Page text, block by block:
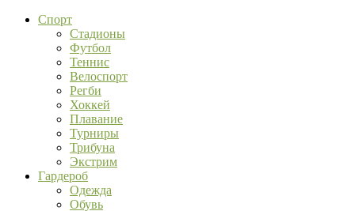
Спорт
Стадионы
Футбол
Теннис
Велоспорт
Регби
Хоккей
Плавание
Турниры
Трибуна
Экстрим
Гардероб
Одежда
Обувь